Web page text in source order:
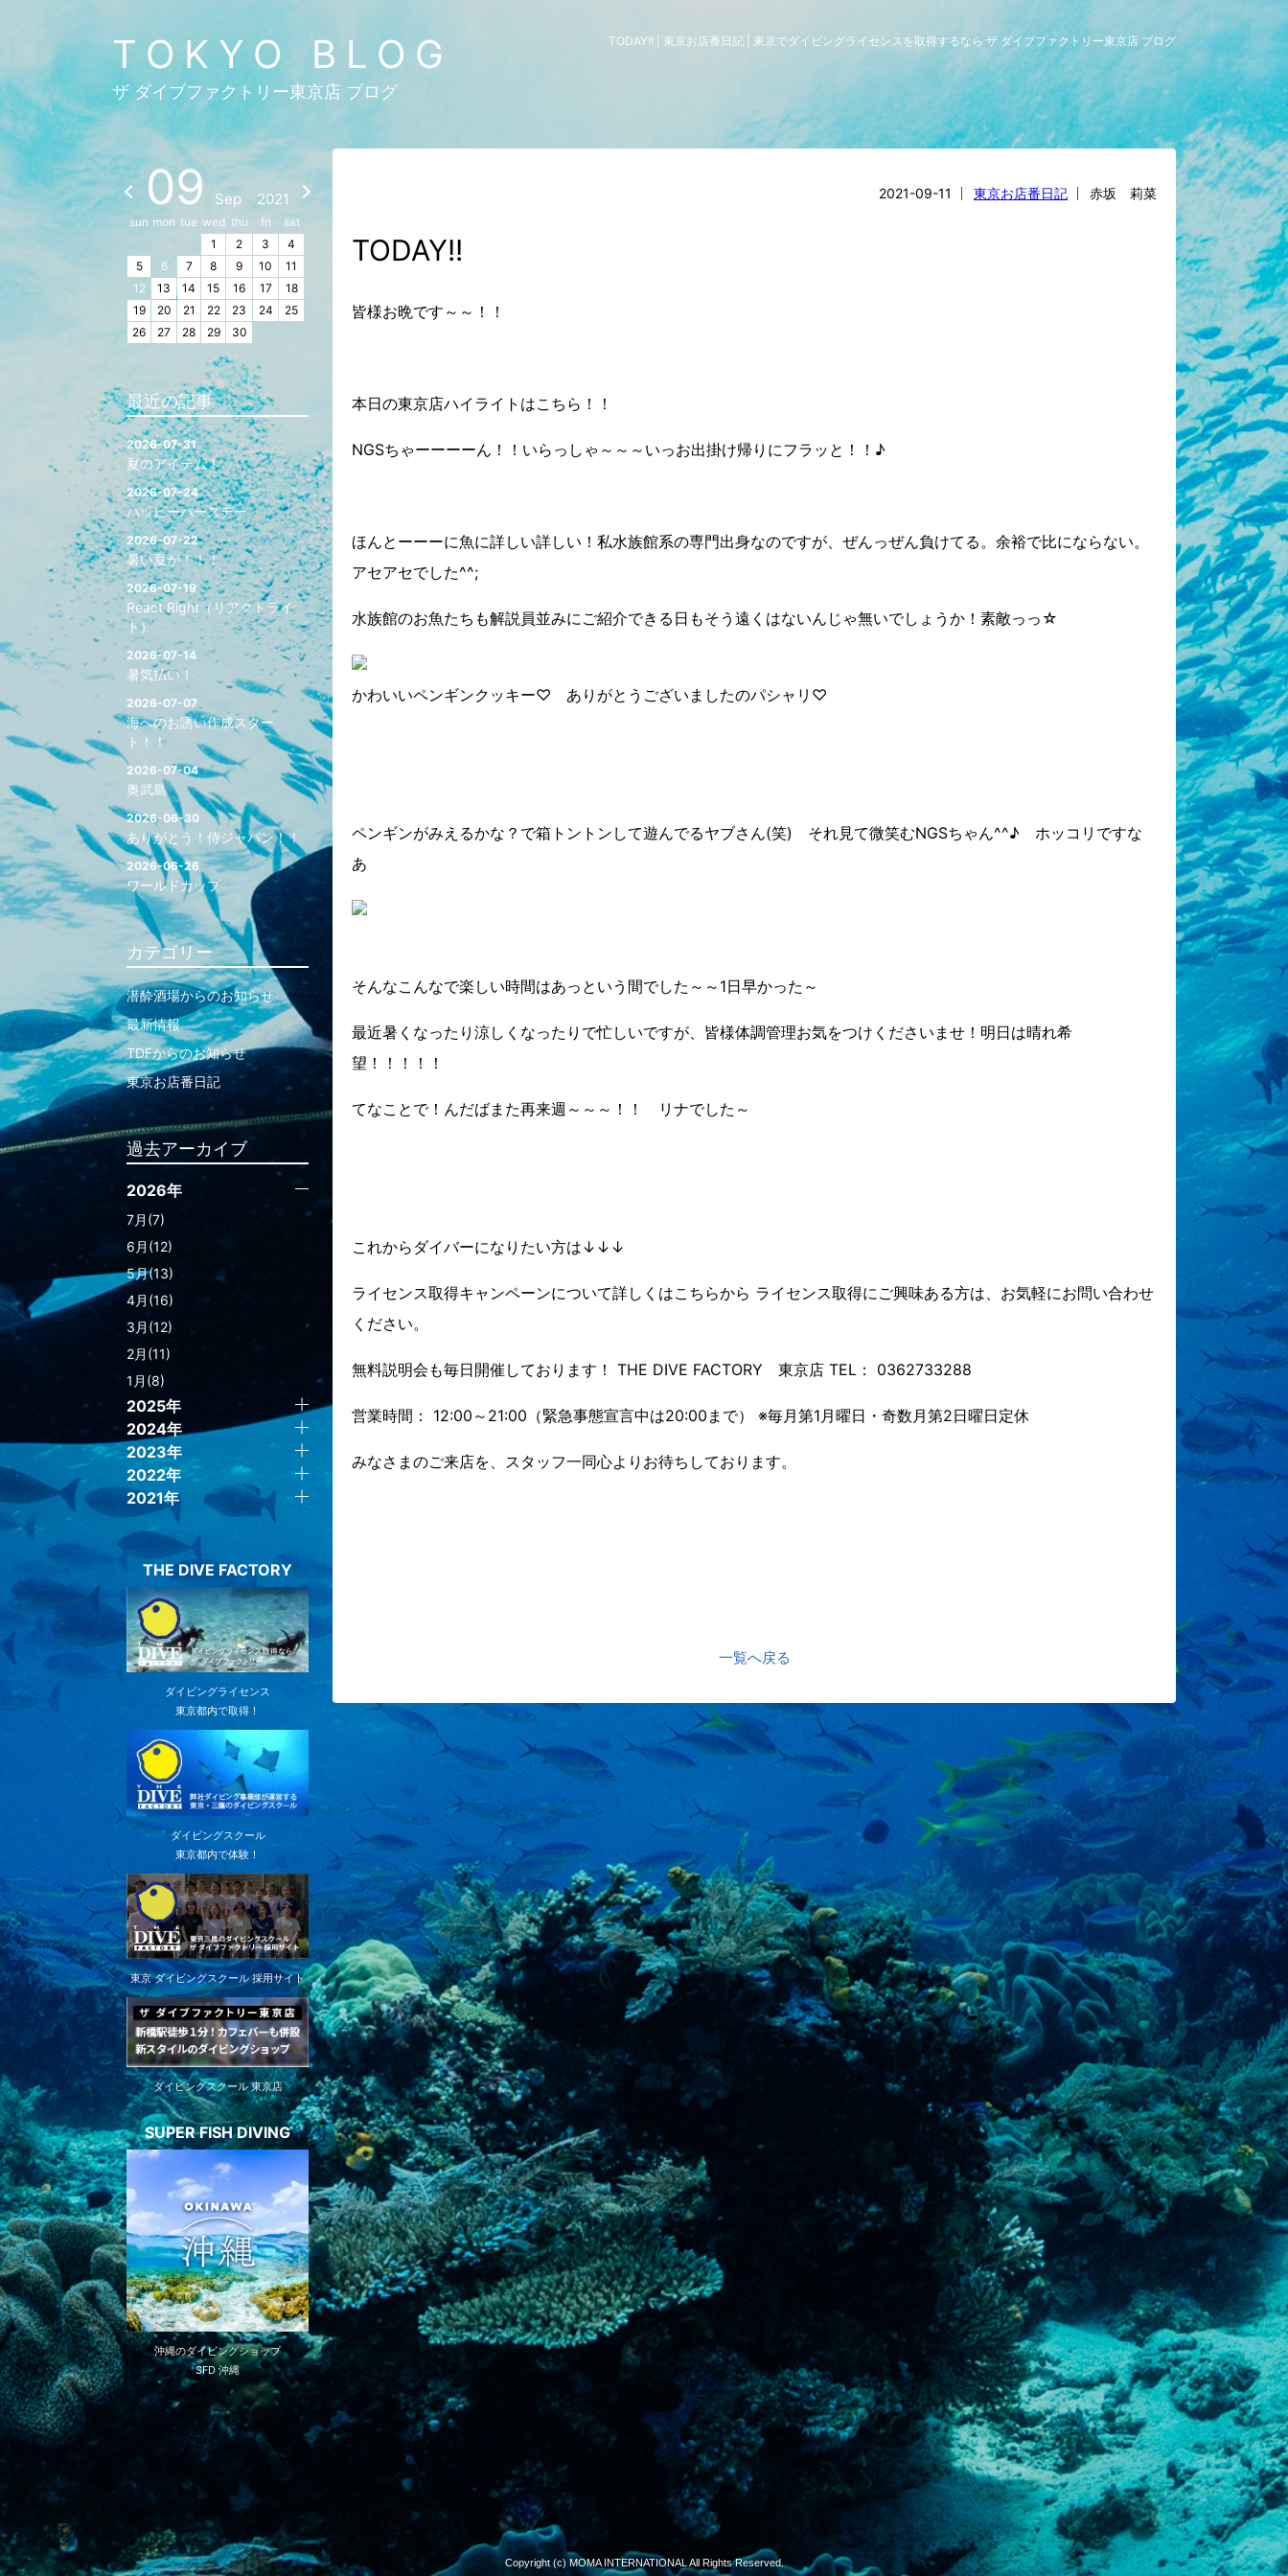
TOKYO BLOG
ザ ダイブファクトリー東京店 ブログ
TODAY!! | 東京お店番日記 | 東京でダイビングライセンスを取得するなら ザ ダイブファクトリー東京店 ブログ
2021-09-11 東京お店番日記 赤坂 莉菜
TODAY!!
皆様お晩です～～！！
本日の東京店ハイライトはこちら！！
NGSちゃーーーーん！！いらっしゃ～～～いっお出掛け帰りにフラッと！！♪
ほんとーーーに魚に詳しい詳しい！私水族館系の専門出身なのですが、ぜんっぜん負けてる。余裕で比にならない。
アセアセでした^^;
水族館のお魚たちも解説員並みにご紹介できる日もそう遠くはないんじゃ無いでしょうか！素敵っっ☆
かわいいペンギンクッキー♡ ありがとうございましたのパシャリ♡
ペンギンがみえるかな？で箱トントンして遊んでるヤブさん(笑) それ見て微笑むNGSちゃん^^♪ ホッコリですな
あ
そんなこんなで楽しい時間はあっという間でした～～1日早かった～
最近暑くなったり涼しくなったりで忙しいですが、皆様体調管理お気をつけくださいませ！明日は晴れ希
望！！！！！
てなことで！んだばまた再来週～～～！！ リナでした～
これからダイバーになりたい方は↓↓↓
ライセンス取得キャンペーンについて詳しくはこちらから ライセンス取得にご興味ある方は、お気軽にお問い合わせ
ください。
無料説明会も毎日開催しております！ THE DIVE FACTORY 東京店 TEL： 0362733288
営業時間： 12:00～21:00（緊急事態宣言中は20:00まで） ※毎月第1月曜日・奇数月第2日曜日定休
みなさまのご来店を、スタッフ一同心よりお待ちしております。
一覧へ戻る
09 Sep 2021
sun mon tue wed thu fri
sat
1
2 3
4
5
6 7 8 9 10
11
12
13 14 15 16 17
18
19
20 21 22 23 24
25
26
27 28 29 30
最近の記事
2026-07-31
夏のアイテム！
2026-07-24
ハッピーバースデー
2026-07-22
暑い夏が！！！
2026-07-19
React Right（リアクトライ
ト）
2026-07-14
暑気払い！
2026-07-07
海へのお誘い作成スター
ト！！
2026-07-04
奥武島
2026-06-30
ありがとう！侍ジャパン！！
2026-06-26
ワールドカップ
カテゴリー
潜酔酒場からのお知らせ
最新情報
TDFからのお知らせ
東京お店番日記
過去アーカイブ
2026年
7月(7)
6月(12)
5月(13)
4月(16)
3月(12)
2月(11)
1月(8)
2025年
2024年
2023年
2022年
2021年
THE DIVE FACTORY
ダイビングライセンス
東京都内で取得！
ダイビングスクール
東京都内で体験！
東京 ダイビングスクール 採用サイト
ダイビングスクール 東京店
SUPER FISH DIVING
沖縄のダイビングショップ
SFD 沖縄
Copyright (c) MOMA INTERNATIONAL All Rights Reserved.